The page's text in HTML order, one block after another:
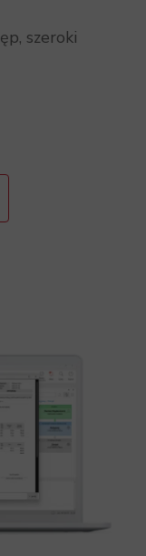
szeroki